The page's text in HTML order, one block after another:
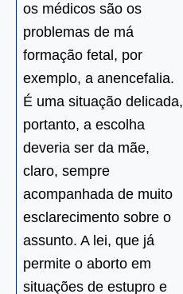
os médicos são os
problemas de má
formação fetal, por
exemplo, a anencefalia.
É uma situação delicada,
portanto, a escolha
deveria ser da mãe,
claro, sempre
acompanhada de muito
esclarecimento sobre o
assunto. A lei, que já
permite o aborto em
situações de estupro e